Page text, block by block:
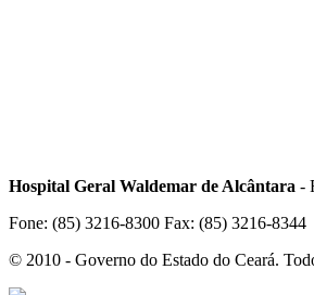
Hospital Geral Waldemar de Alcântara -
Fone: (85) 3216-8300 Fax: (85) 3216-8344
© 2010 - Governo do Estado do Ceará.